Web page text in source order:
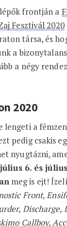
frontján a
Fesztivál 2020
társa, és
a
a négy
2020
lengeti a
pedig csakis
nyugtázni,
6. és
meg is ejt!
Front,
Discharge,
Callboy,